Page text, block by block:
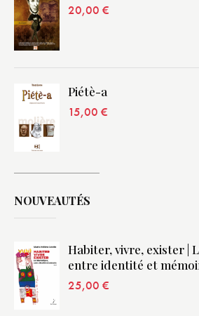
20,00 €
Piétè-a
15,00 €
NOUVEAUTÉS
Habiter, vivre, exister |
entre identité et
25,00 €